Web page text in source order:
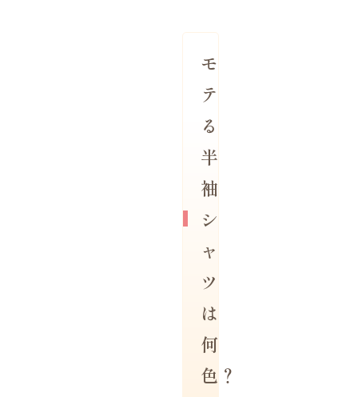
モ
テ
る
半
袖
シ
ャ
ツ
は
何
色？